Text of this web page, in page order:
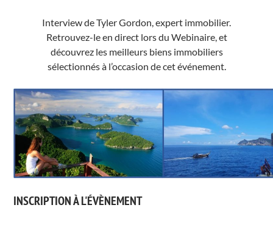
Interview de Tyler Gordon, expert immobilier.
Retrouvez-le en direct lors du Webinaire, et
découvrez les meilleurs biens immobiliers
sélectionnés à l’occasion de cet événement.
INSCRIPTION À L'ÉVÈNEMENT